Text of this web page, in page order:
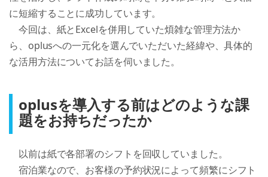
に短縮することに成功しています。
今回は、紙とExcelを併用していた煩雑な管理方法か
ら、oplusへの一元化を選んでいただいた経緯や、具体的
oplusを導入する前はどのような課
題をお持ちだったか
以前は紙で各部署のシフトを回収していました。
宿泊業なので、お客様の予約状況によって頻繁にシフト